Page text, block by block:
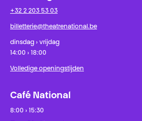
+32 2 203 53 03
billetterie@theatrenational.be
dinsdag › vrijdag
14:00 › 18:00
Volledige openingstijden
Café National
8:00 › 15:30